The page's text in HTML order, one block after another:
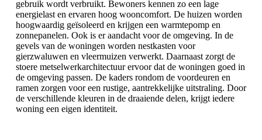
gebruik wordt verbruikt. Bewoners kennen zo een lage
energielast en ervaren hoog wooncomfort. De huizen worden
hoogwaardig geïsoleerd en krijgen een warmtepomp en
zonnepanelen. Ook is er aandacht voor de omgeving. In de
gevels van de woningen worden nestkasten voor
gierzwaluwen en vleermuizen verwerkt. Daarnaast zorgt de
stoere metselwerkarchitectuur ervoor dat de woningen goed in
de omgeving passen. De kaders rondom de voordeuren en
ramen zorgen voor een rustige, aantrekkelijke uitstraling. Door
de verschillende kleuren in de draaiende delen, krijgt iedere
woning een eigen identiteit.